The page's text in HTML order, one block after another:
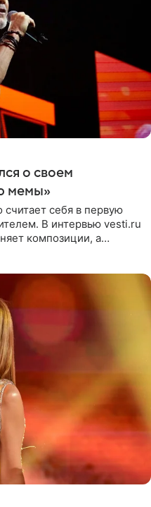
о своем
мемы»
считает себя в первую
В интервью vesti.ru
композиции, а